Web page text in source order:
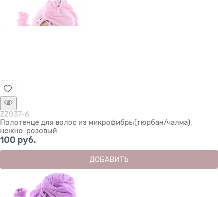
ZZ037-6
Полотенце для волос из микрофибры(тюрбан/чалма),
нежно-розовый
100 руб.
ДОБАВИТЬ